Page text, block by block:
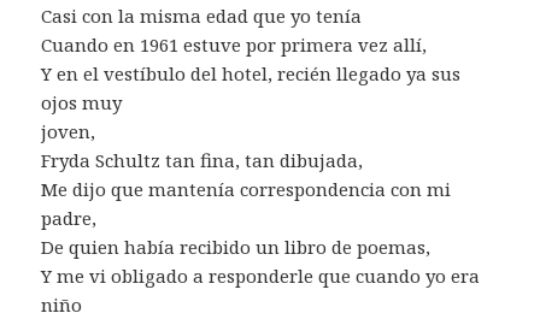
Casi con la misma edad que yo tenía
Cuando en 1961 estuve por primera vez allí,
Y en el vestíbulo del hotel, recién llegado ya sus
ojos muy
joven,
Fryda Schultz tan fina, tan dibujada,
Me dijo que mantenía correspondencia con mi
padre,
De quien había recibido un libro de poemas,
Y me vi obligado a responderle que cuando yo era
niño